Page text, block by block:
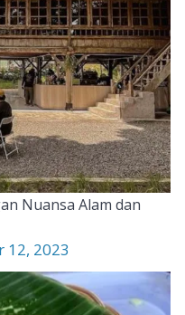
Nuansa Alam dan
12, 2023